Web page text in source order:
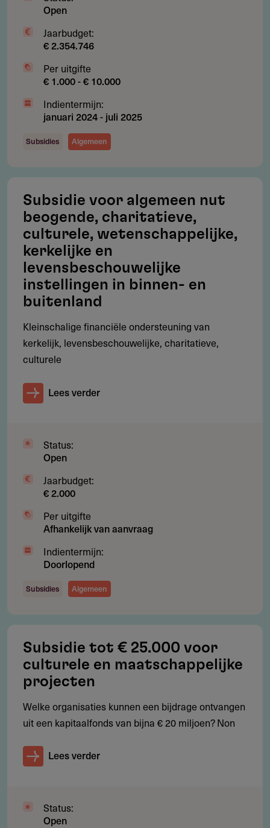
Aanvragen
Per e-mail of per post,
Over het algemeen moet je de onderstaande stukken
meesturen met je aanvraag.
Begroting en dekkingsplan
Uittreksel Kamper van Koophandel
Statuten (indien de aanvrager een rechtspersoon is)
Recente jaarrekening (indien de aanvrager een
rechtspersoon is, en de aanvragende rechtspersoon
langer dan een jaar bestaat)
Gebruikersnotities
regeling/verstrekker
Deel je kennis/ervaring over deze regeling of
verstrekker met de Fondswervingonline community.
Meester Bierkuslaan 3
's-Hertogenbosch
Nederland
RSIN number: 863136035
info.nijmegen@vwg.nl
https://vwg.nl/anbi/stichting-saskia-and-jacques-lemmens-
ANBI Publicatie 2023 290.34 kB
Jaarverslag 2023
ANBI Publicatie
Open
Jaarbudget:
€ 2.354.746
Per uitgifte
€ 1.000 - € 10.000
Indientermijn:
januari 2024- juli 2025
Subsidies Algemeen
Subsidie voor algemeen nut
beogende, charitatieve,
culturele, wetenschappelijke,
kerkelijke en
levensbeschouwelijke
instellingen in binnen- en
buitenland
Kleinschalige financiële ondersteuning van
kerkelijk, levensbeschouwelijke, charitatieve,
culturele
Lees verder
Status:
Open
Jaarbudget:
€ 2.000
Per uitgifte
Afhankelijk van aanvraag
Indientermijn:
Doorlopend
Subsidies Algemeen
Subsidie tot € 25.000 voor
culturele en maatschappelijke
projecten
Welke organisaties kunnen een bijdrage ontvangen
uit een kapitaalfonds van bijna € 20 miljoen? Non
Lees verder
Status:
Open